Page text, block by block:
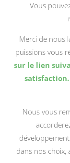
Vous
Merci de nous
puissions vous
sur le lien
satisfaction.
Nous vous
dans nos choix,